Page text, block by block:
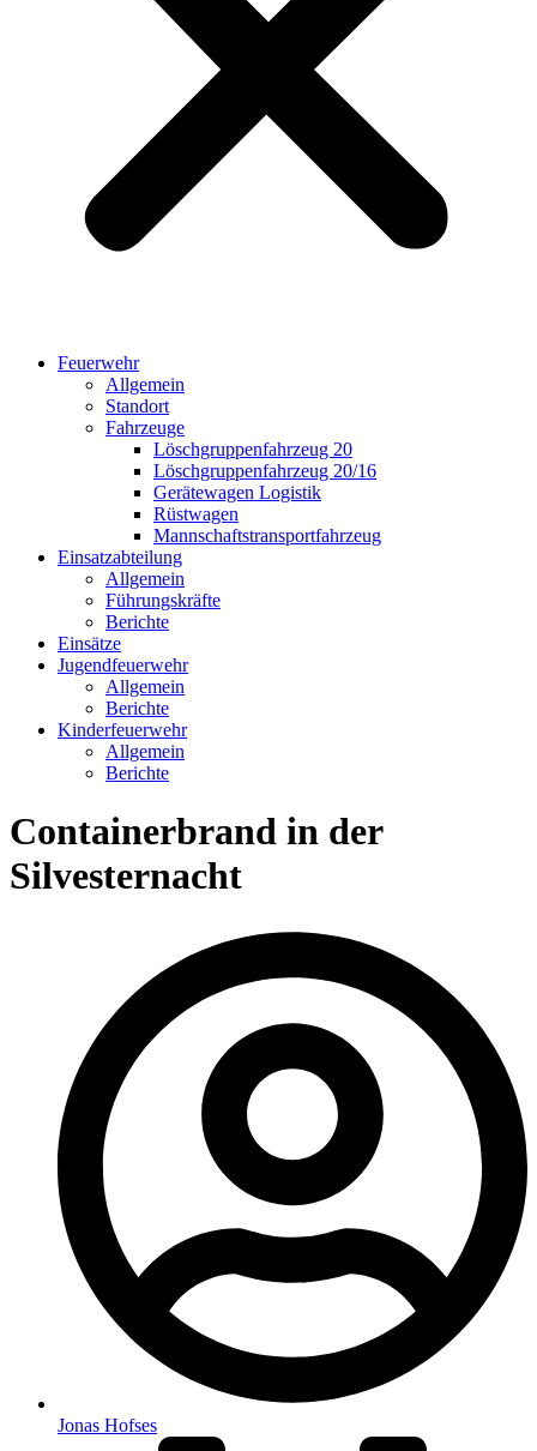
Feuerwehr
Allgemein
Standort
Fahrzeuge
Löschgruppen­fahrzeug 20
Lösch­gruppen­fahrzeug 20/16
Geräte­wagen Logistik
Rüst­wagen
Mannschafts­transportfahrzeug
Einsatz­abteilung
Allgemein
Führungs­kräfte
Berichte
Einsätze
Jugend­feuerwehr
Allgemein
Berichte
Kinder­feuerwehr
Allgemein
Berichte
Containerbrand in der
Silvesternacht
Jonas Hofses